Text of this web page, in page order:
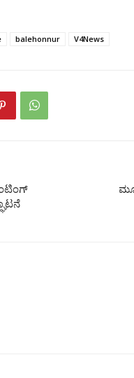
balehonnur V4News